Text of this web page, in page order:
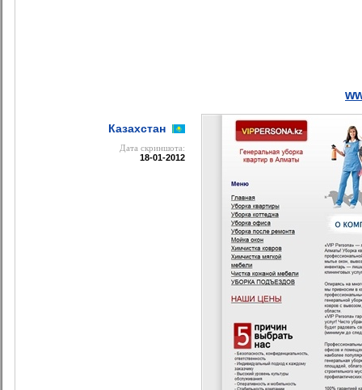
Казахстан
Дата cкриншота:
18-01-2012